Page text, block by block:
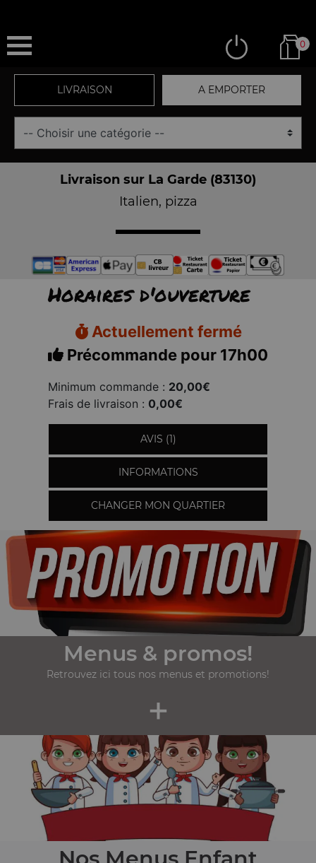
0
LIVRAISON A EMPORTER
Livraison sur La Garde (83130)
Italien, pizza
Horaires d'ouverture
Actuellement fermé
Précommande pour 17h00
Minimum commande : 20,00€
Frais de livraison : 0,00€
AVIS (1)
INFORMATIONS
CHANGER MON QUARTIER
Menus & promos!
Retrouvez ici tous nos menus et promotions!
+